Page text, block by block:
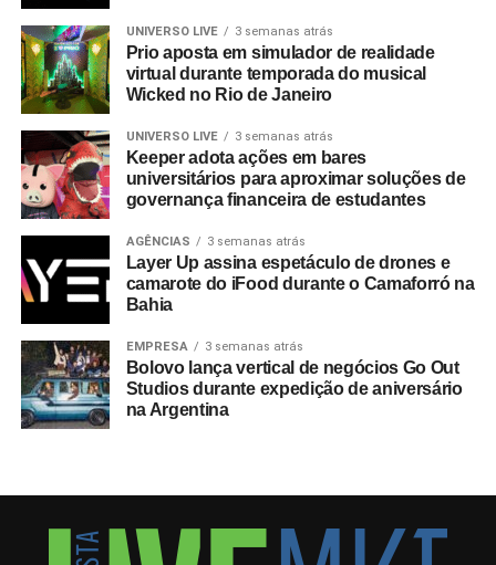
UNIVERSO LIVE 3 semanas atrás
Prio aposta em simulador de realidade
virtual durante temporada do musical
Wicked no Rio de Janeiro
UNIVERSO LIVE 3 semanas atrás
Keeper adota ações em bares
universitários para aproximar soluções de
governança financeira de estudantes
AGÊNCIAS 3 semanas atrás
Layer Up assina espetáculo de drones e
camarote do iFood durante o Camaforró na
Bahia
EMPRESA 3 semanas atrás
Bolovo lança vertical de negócios Go Out
Studios durante expedição de aniversário
na Argentina